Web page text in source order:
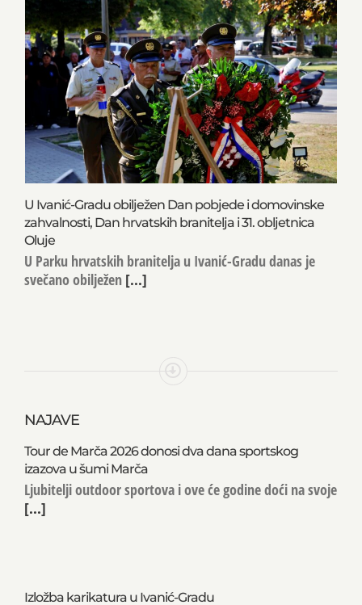
U Ivanić-Gradu obilježen Dan pobjede i domovinske
zahvalnosti, Dan hrvatskih branitelja i 31. obljetnica
Oluje
U Parku hrvatskih branitelja u Ivanić-Gradu danas je
svečano obilježen [...]
NAJAVE
Tour de Marča 2026 donosi dva dana sportskog
izazova u šumi Marča
Ljubitelji outdoor sportova i ove će godine doći na svoje
[...]
Izložba karikatura u Ivanić-Gradu